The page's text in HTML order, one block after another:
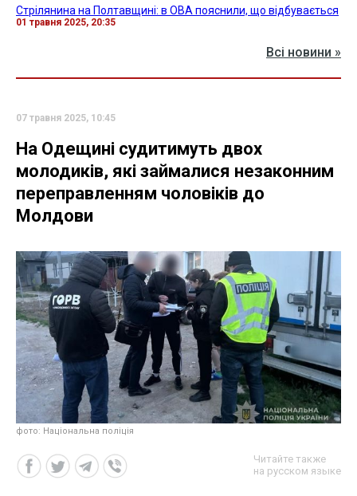
Стрілянина на Полтавщині: в ОВА пояснили, що відбувається
01 травня 2025, 20:35
Всі новини »
07 травня 2025, 10:45
На Одещині судитимуть двох
молодиків, які займалися незаконним
переправленням чоловіків до
Молдови
фото: Національна поліція
Читайте также
на русском языке